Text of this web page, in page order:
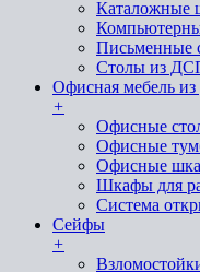
Каталожные
Письменные
Столы из
Офисная мебель
+
Офисные
Офисные
Офисные
Шкафы для
Система
Сейфы
+